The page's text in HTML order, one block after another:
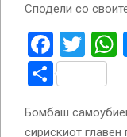
Сподели со
Share
Бомбаш
сирискиот главен